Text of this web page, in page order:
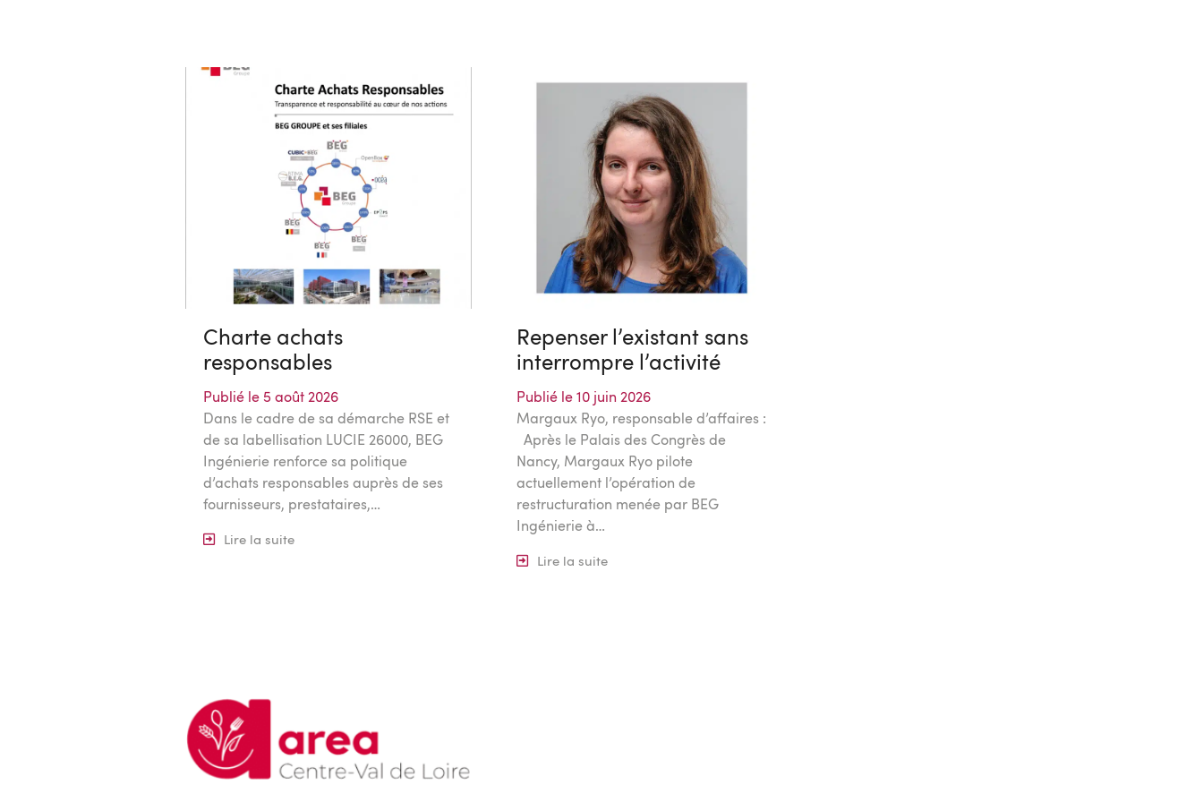
Charte achats
responsables
Publié le 5 août 2026
Dans le cadre de sa démarche RSE et
de sa labellisation LUCIE 26000, BEG
Ingénierie renforce sa politique
d’achats responsables auprès de ses
fournisseurs, prestataires,…
Lire la suite
Repenser l’existant sans
interrompre l’activité
Publié le 10 juin 2026
Margaux Ryo, responsable d’affaires :
Après le Palais des Congrès de
Nancy, Margaux Ryo pilote
actuellement l’opération de
restructuration menée par BEG
Ingénierie à…
Lire la suite